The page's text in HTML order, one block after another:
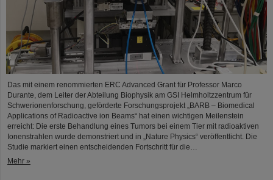
Das mit einem renommierten ERC Advanced Grant für Professor Marco
Durante, dem Leiter der Abteilung Biophysik am GSI Helmholtzzentrum für
Schwerionenforschung, geförderte Forschungsprojekt „BARB – Biomedical
Applications of Radioactive ion Beams“ hat einen wichtigen Meilenstein
erreicht: Die erste Behandlung eines Tumors bei einem Tier mit radioaktiven
Ionenstrahlen wurde demonstriert und in „Nature Physics“ veröffentlicht. Die
Studie markiert einen entscheidenden Fortschritt für die…
Mehr »